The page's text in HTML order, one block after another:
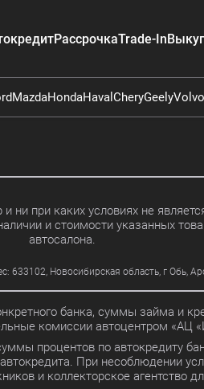
РассрочкаTrade-In
MazdaHondaHaval CheryGeelyVolvo
при каких условиях не
и стоимости указанных
автосалона.
Новосибирская область, г Обь,
банка, суммы займа
комиссии автоцентром «АЦ
процентов по автокредиту
При несоблюдении
и коллекторское агентство